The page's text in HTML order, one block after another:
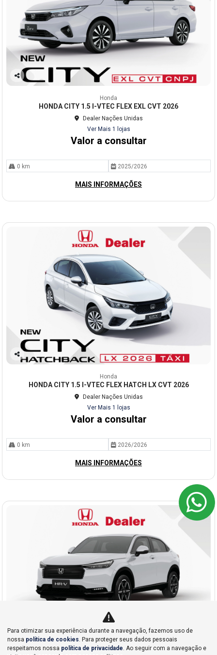
Co
Honda
HONDA CITY 1.5 I-VTEC FLEX EXL CVT 2026
Dealer Nações Unidas
Ver Mais 1 lojas
Valor a consultar
0 km 2025/2026
MAIS INFORMAÇÕES
Co
Honda
HONDA CITY 1.5 I-VTEC FLEX HATCH LX CVT 2026
Dealer Nações Unidas
Ver Mais 1 lojas
Valor a consultar
0 km 2026/2026
MAIS INFORMAÇÕES
Co
mp
Para otimizar sua experiência durante a navegação, fazemos uso de
nossa política de cookies. Para proteger seus dados pessoais
respeitamos nossa política de privacidade. Ao seguir com a navegação e